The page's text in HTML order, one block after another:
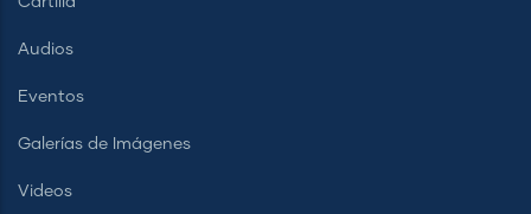
Audios
Eventos
Galerías de Imágenes
Videos